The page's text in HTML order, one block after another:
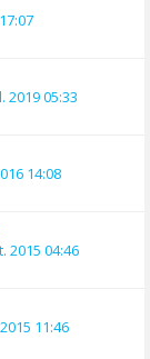
2019 05:33
14:08
2015 04:46
11:46